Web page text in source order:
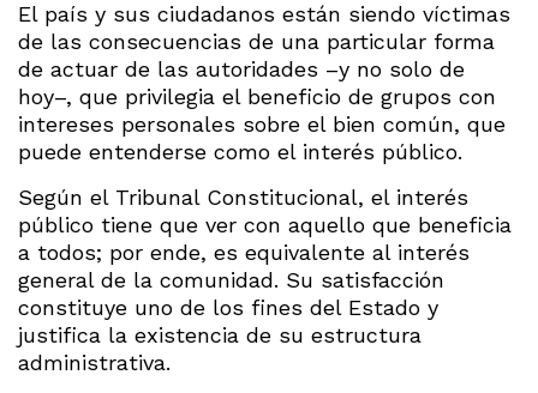
El país y sus ciudadanos están siendo víctimas
de las consecuencias de una particular forma
de actuar de las autoridades –y no solo de
hoy–, que privilegia el beneficio de grupos con
intereses personales sobre el bien común, que
puede entenderse como el interés público.
Según el Tribunal Constitucional, el interés
público tiene que ver con aquello que beneficia
a todos; por ende, es equivalente al interés
general de la comunidad. Su satisfacción
constituye uno de los fines del Estado y
justifica la existencia de su estructura
administrativa.